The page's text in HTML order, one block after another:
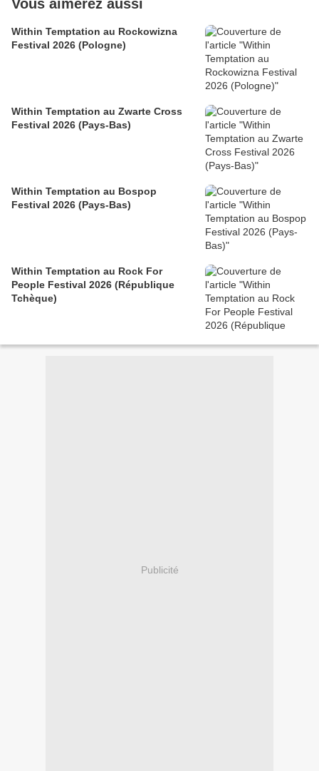
Vous aimerez aussi
Within Temptation au Rockowizna
Festival 2026 (Pologne)
Within Temptation au Zwarte Cross
Festival 2026 (Pays-Bas)
Within Temptation au Bospop
Festival 2026 (Pays-Bas)
Within Temptation au Rock For
People Festival 2026 (République
Tchèque)
Publicité